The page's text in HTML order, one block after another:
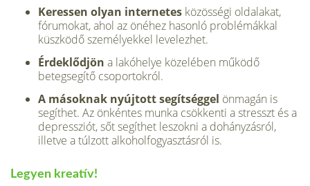
Keressen olyan internetes közösségi oldalakat,
fórumokat, ahol az önéhez hasonló problémákkal
küszködő személyekkel levelezhet.
Érdeklődjön a lakóhelye közelében működő
betegsegítő csoportokról.
A másoknak nyújtott segítséggel önmagán is
segíthet. Az önkéntes munka csökkenti a stresszt és a
depressziót, sőt segíthet leszokni a dohányzásról,
illetve a túlzott alkoholfogyasztásról is.
Legyen kreatív!